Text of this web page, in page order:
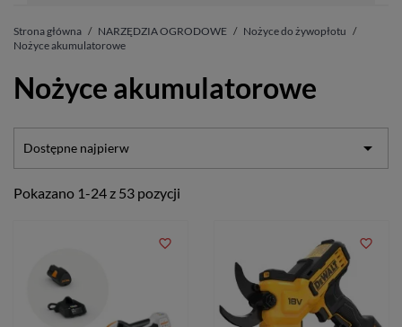
Strona główna NARZĘDZIA OGRODOWE
Nożyce do żywopłotu
Nożyce akumulatorowe
Nożyce akumulatorowe
Dostępne najpierw 
Pokazano 1-24 z 53 pozycji
favorite_border favorite_border